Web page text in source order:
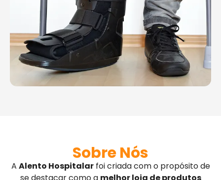
Sobre Nós
A Alento Hospitalarfoi criada com o propósito de